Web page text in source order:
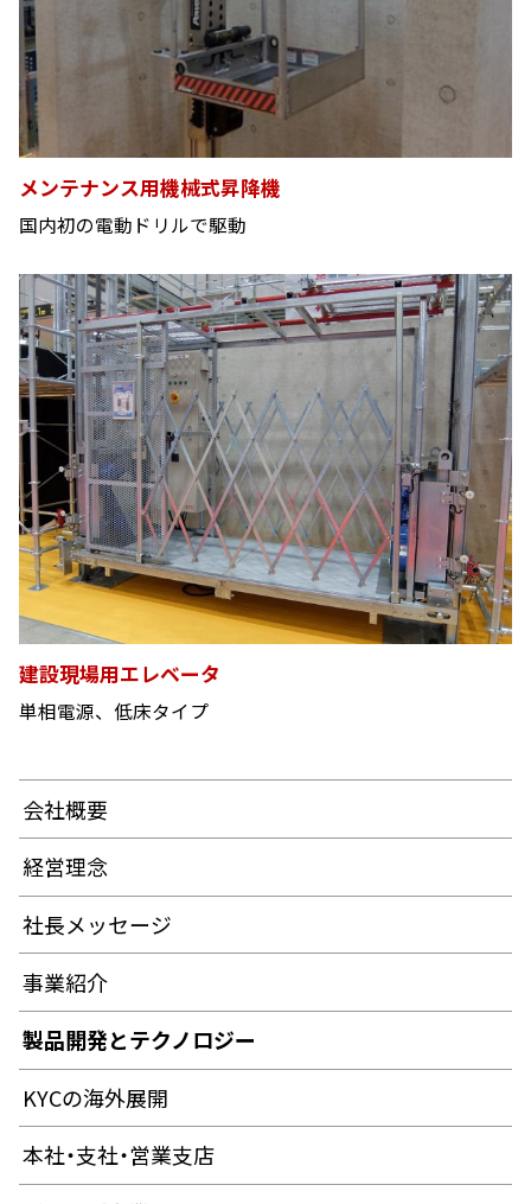
メンテナンス用機械式昇降機
国内初の電動ドリルで駆動
建設現場用エレベータ
単相電源、低床タイプ
会社概要
経営理念
社長メッセージ
事業紹介
製品開発とテクノロジー
KYCの海外展開
本社・支社・営業支店